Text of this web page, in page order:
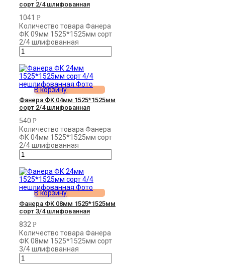
сорт 2/4 шлифованная
1041 Р
Количество товара Фанера
ФК 09мм 1525*1525мм сорт
2/4 шлифованная
В корзину
Фанера ФК 04мм 1525*1525мм
сорт 2/4 шлифованная
540 Р
Количество товара Фанера
ФК 04мм 1525*1525мм сорт
2/4 шлифованная
В корзину
Фанера ФК 08мм 1525*1525мм
сорт 3/4 шлифованная
832 Р
Количество товара Фанера
ФК 08мм 1525*1525мм сорт
3/4 шлифованная